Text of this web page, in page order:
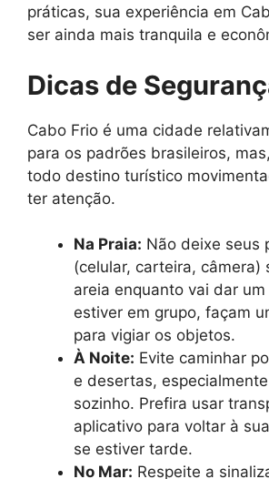
práticas, sua experiência em
ser ainda mais tranquila e
Dicas de
Cabo Frio é uma cidade
para os padrões brasileiros,
todo destino turístico
ter atenção.
Na Praia: Não deixe seus
(celular, carteira, câmera)
areia enquanto vai dar
estiver em grupo, façam
para vigiar os objetos.
À Noite: Evite caminhar
e desertas,
sozinho. Prefira usar
aplicativo para voltar à
se estiver tarde.
No Mar: Respeite a